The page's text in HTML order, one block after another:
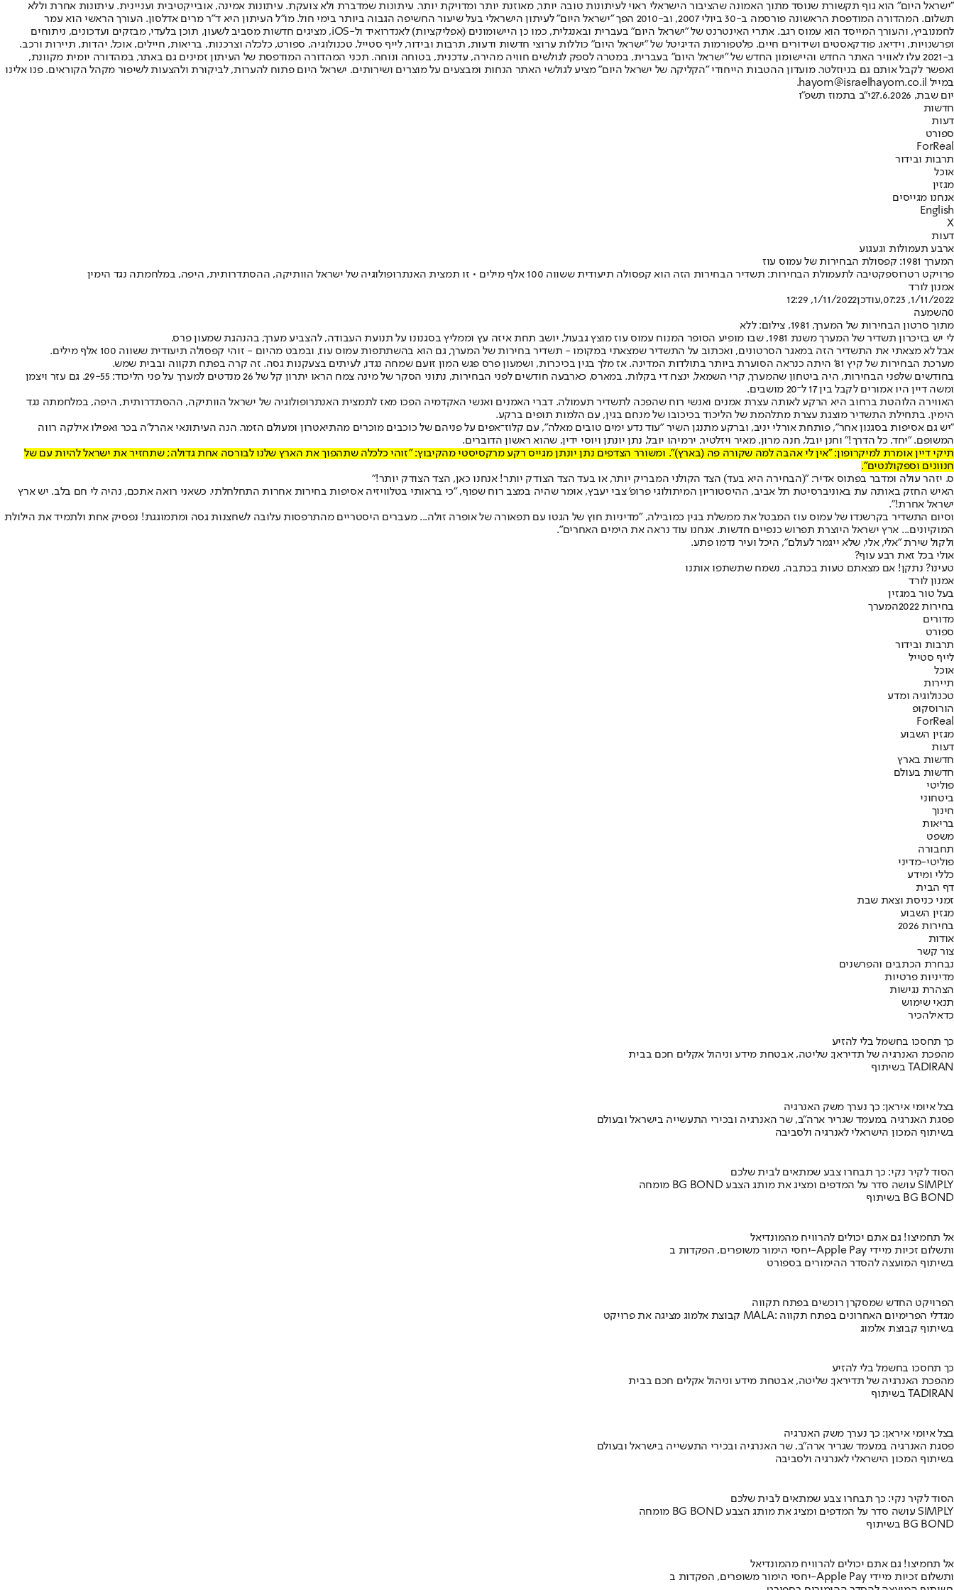
"ישראל היום" הוא גוף תקשורת שנוסד מתוך האמונה שהציבור הישראלי ראוי לעיתונות טובה יותר, מאוזנת יותר ומדויקת יותר. עיתונות שמדברת ולא צועקת. עיתונות אמינה, אובייקטיבית ועניינית. עיתונות אחרת וללא
תשלום. המהדורה המודפסת הראשונה פורסמה ב-30 ביולי 2007, וב-2010 הפך "ישראל היום" לעיתון הישראלי בעל שיעור החשיפה הגבוה ביותר בימי חול. מו"ל העיתון היא ד"ר מרים אדלסון. העורך הראשי הוא עמר
לחמנוביץ, והעורך המייסד הוא עמוס רגב. אתרי האינטרנט של "ישראל היום" בעברית ובאנגלית, כמו כן היישומונים (אפליקציות) לאנדרואיד ול-iOS, מציגים חדשות מסביב לשעון, תוכן בלעדי, מבזקים ועדכונים, ניתוחים
ופרשנויות, וידיאו, פודקאסטים ושידורים חיים. פלטפורמות הדיגיטל של "ישראל היום" כוללות ערוצי חדשות ודעות, תרבות ובידור, לייף סטייל, טכנולוגיה, ספורט, כלכלה וצרכנות, בריאות, חיילים, אוכל, יהדות, תיירות ורכב.
ב-2021 עלו לאוויר האתר החדש והיישומון החדש של "ישראל היום" בעברית, במטרה לספק לגולשים חוויה מהירה, עדכנית, בטוחה ונוחה. תכני המהדורה המודפסת של העיתון זמינים גם באתר, במהדורה יומית מקוונת,
ואפשר לקבל אותם גם בניוזלטר. מועדון ההטבות הייחודי "הקליקה של ישראל היום" מציע לגולשי האתר הנחות ומבצעים על מוצרים ושירותים. ישראל היום פתוח להערות, לביקורת ולהצעות לשיפור מקהל הקוראים. פנו אלינו
במייל hayom@israelhayom.co.il.
יום שבת, 27.6.2026
י"ב בתמוז תשפ"ו
חדשות
דעות
ספורט
ForReal
תרבות ובידור
אוכל
מגזין
אנחנו מגייסים
English
X
דעות
ארבע תעמולות וגעגוע
המערך 1981: קפסולת הבחירות של עמוס עוז
פרויקט רטרוספקטיבה לתעמולת הבחירות: תשדיר הבחירות הזה הוא קפסולה תיעודית ששווה 100 אלף מילים • זו תמצית האנתרופולוגיה של ישראל הוותיקה, ההסתדרותית, היפה, במלחמתה נגד הימין
אמנון לורד
1/11/2022, 07:23
,עודכן1/11/2022, 12:29
0השמעה
מתוך סרטון הבחירות של המערך, 1981, צילום: ללא
לי יש בזיכרון תשדיר של המערך משנת 1981, שבו מופיע הסופר המנוח עמוס עוז מוצץ גבעול, יושב תחת איזה עץ וממליץ בסגנונו על תנועת העבודה, להצביע מערך, בהנהגת שמעון פרס.
אבל לא מצאתי את התשדיר הזה במאגר הסרטונים, ואכתוב על התשדיר שמצאתי במקומו - תשדיר בחירות של המערך, גם הוא בהשתתפות עמוס עוז, ובמבט מהיום - זוהי קפסולה תיעודית ששווה 100 אלף מילים.
מערכת הבחירות של קיץ 81' היתה כנראה הסוערת ביותר בתולדות המדינה. אז מלך בגין בכיכרות, ושמעון פרס פגש המון זועם שמחה נגדו, לעיתים בצעקנות גסה. זה קרה בפתח תקווה ובבית שמש.
בחודשים שלפני הבחירות, היה ביטחון שהמערך, קרי השמאל, ינצח די בקלות. במארס, כארבעה חודשים לפני הבחירות, נתוני הסקר של מינה צמח הראו יתרון קל של 26 מנדטים למערך על פני הליכוד: 29-55. גם עזר ויצמן
ומשה דיין היו אמורים לקבל בין 17 ל־20 מושבים.
האווירה הלוהטת ברחוב היא הרקע לאותה עצרת אמנים ואנשי רוח שהפכה לתשדיר תעמולה. דברי האמנים ואנשי האקדמיה הפכו מאז לתמצית האנתרופולוגיה של ישראל הוותיקה, ההסתדרותית, היפה, במלחמתה נגד
הימין. בתחילת התשדיר מוצגת עצרת מתלהמת של הליכוד בכיכובו של מנחם בגין, עם הלמות תופים ברקע.
"יש גם אסיפות בסגנון אחר", פותחת אורלי יניב, וברקע מתנגן השיר "עוד נדע ימים טובים מאלה", עם קלוז־אפים על פניהם של כוכבים מוכרים מהתיאטרון ומעולם הזמר. הנה העיתונאי אהרל'ה בכר ואפילו אילקה רווה
המשופם. "יחד, כל הדרך!" וחנן יובל, חנה מרון, מאיר ויזלטיר, ירמיהו יובל, נתן יונתן ויוסי ידין, שהוא ראשון הדוברים.
תיקי דיין אומרת למיקרופון: "אין לי אהבה למה שקורה פה (בארץ)". ומשורר הצדפים נתן יונתן מגייס רקע מרקסיסטי מהקיבוץ: "זוהי כלכלה שתהפוך את הארץ שלנו לבורסה אחת גדולה; שתחזיר את ישראל להיות עם של
חנוונים וספקולנטים".
ס. יזהר עולה ומדבר בפתוס אדיר: "(הבחירה היא בעד) הצד הקולני המבריק יותר, או בעד הצד הצודק יותר! אנחנו כאן, הצד הצודק יותר!"
האיש החזק באותה עת באוניברסיטת תל אביב, ההיסטוריון המיתולוגי פרופ' צבי יעבץ, אומר שהיה במצב רוח שפוף, "כי בראותי בטלוויזיה אסיפות בחירות אחרות התחלחלתי. כשאני רואה אתכם, נהיה לי חם בלב. יש ארץ
ישראל אחרת!".
וסיום התשדיר בקרשנדו של עמוס עוז המבטל את ממשלת בגין כמובילה, "מדיניות חוץ של הגטו עם תפאורה של אופרה זולה... מעברים היסטריים מהתרפסות עלובה לשחצנות גסה ומתמוגגת! נפסיק אחת ולתמיד את הילולת
המוקיונים... ארץ ישראל היוצרת תפרוש כנפיים חדשות. אנחנו עוד נראה את הימים האחרים".
ולקול שירת "אלי, אלי, שלא ייגמר לעולם", היכל ועיר נדמו פתע.
אולי בכל זאת רבע עוף?
טעינו? נתקן! אם מצאתם טעות בכתבה, נשמח שתשתפו אותנו
אמנון לורד
בעל טור במגזין
בחירות 2022
המערך
מדורים
ספורט
תרבות ובידור
לייף סטייל
אוכל
תיירות
טכנולוגיה ומדע
הורוסקופ
ForReal
מגזין השבוע
דעות
חדשות בארץ
חדשות בעולם
פוליטי
ביטחוני
חינוך
בריאות
משפט
תחבורה
פוליטי-מדיני
כללי ומידע
דף הבית
זמני כניסת וצאת שבת
מגזין השבוע
בחירות 2026
אודות
צור קשר
נבחרת הכתבים והפרשנים
מדיניות פרטיות
הצהרת נגישות
תנאי שימוש
כדאילהכיר
כך תחסכו בחשמל בלי להזיע
מהפכת האנרגיה של תדיראן: שליטה, אבטחת מידע וניהול אקלים חכם בבית
בשיתוף TADIRAN
בצל איומי איראן: כך נערך משק האנרגיה
פסגת האנרגיה במעמד שגריר ארה"ב, שר האנרגיה ובכירי התעשייה בישראל ובעולם
בשיתוף המכון הישראלי לאנרגיה ולסביבה
הסוד לקיר נקי: כך תבחרו צבע שמתאים לבית שלכם
מומחה BG BOND עושה סדר על המדפים ומציג את מותג הצבע SIMPLY
בשיתוף BG BOND
אל תחמיצו! גם אתם יכולים להרוויח מהמונדיאל
יחסי הימור משופרים, הפקדות ב-Apple Pay ותשלום זכיות מיידי
בשיתוף המועצה להסדר ההימורים בספורט
הפרויקט החדש שמסקרן רוכשים בפתח תקווה
קבוצת אלמוג מציגה את פרויקט MALA: מגדלי הפרימיום האחרונים בפתח תקווה
בשיתוף קבוצת אלמוג
כך תחסכו בחשמל בלי להזיע
מהפכת האנרגיה של תדיראן: שליטה, אבטחת מידע וניהול אקלים חכם בבית
בשיתוף TADIRAN
בצל איומי איראן: כך נערך משק האנרגיה
פסגת האנרגיה במעמד שגריר ארה"ב, שר האנרגיה ובכירי התעשייה בישראל ובעולם
בשיתוף המכון הישראלי לאנרגיה ולסביבה
הסוד לקיר נקי: כך תבחרו צבע שמתאים לבית שלכם
מומחה BG BOND עושה סדר על המדפים ומציג את מותג הצבע SIMPLY
בשיתוף BG BOND
אל תחמיצו! גם אתם יכולים להרוויח מהמונדיאל
יחסי הימור משופרים, הפקדות ב-Apple Pay ותשלום זכיות מיידי